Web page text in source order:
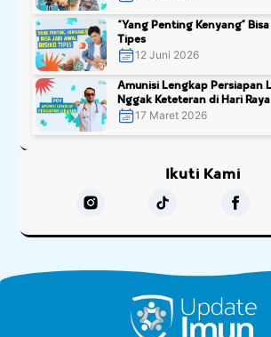
“Yang Penting Kenyang”
Tipes
12 Juni 2026
Amunisi Lengkap Persiapan
Nggak Keteteran di Hari Raya
17 Maret 2026
Ikuti Kami